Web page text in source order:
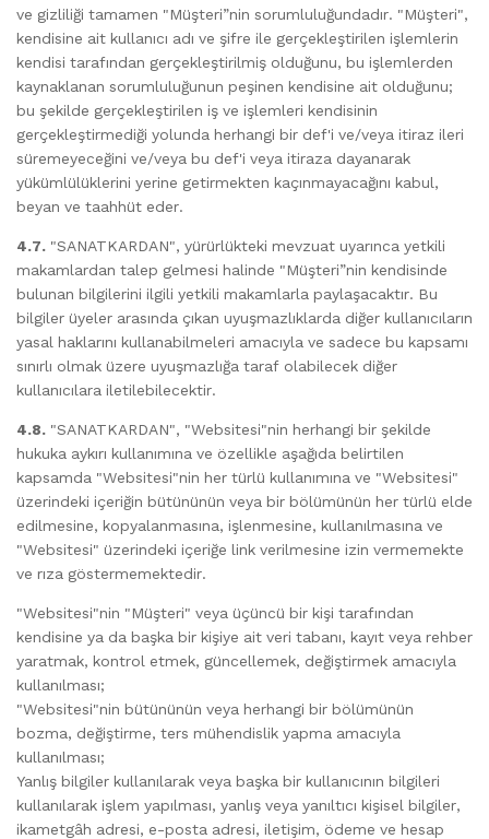
ve gizliliği tamamen "Müşteri”nin sorumluluğundadır. "Müşteri",
kendisine ait kullanıcı adı ve şifre ile gerçekleştirilen işlemlerin
kendisi tarafından gerçekleştirilmiş olduğunu, bu işlemlerden
kaynaklanan sorumluluğunun peşinen kendisine ait olduğunu;
bu şekilde gerçekleştirilen iş ve işlemleri kendisinin
gerçekleştirmediği yolunda herhangi bir def'i ve/veya itiraz ileri
süremeyeceğini ve/veya bu def'i veya itiraza dayanarak
yükümlülüklerini yerine getirmekten kaçınmayacağını kabul,
beyan ve taahhüt eder.
4.7. "SANATKARDAN", yürürlükteki mevzuat uyarınca yetkili
makamlardan talep gelmesi halinde "Müşteri”nin kendisinde
bulunan bilgilerini ilgili yetkili makamlarla paylaşacaktır. Bu
bilgiler üyeler arasında çıkan uyuşmazlıklarda diğer kullanıcıların
yasal haklarını kullanabilmeleri amacıyla ve sadece bu kapsamı
sınırlı olmak üzere uyuşmazlığa taraf olabilecek diğer
kullanıcılara iletilebilecektir.
4.8. "SANATKARDAN", "Websitesi"nin herhangi bir şekilde
hukuka aykırı kullanımına ve özellikle aşağıda belirtilen
kapsamda "Websitesi"nin her türlü kullanımına ve "Websitesi"
üzerindeki içeriğin bütününün veya bir bölümünün her türlü elde
edilmesine, kopyalanmasına, işlenmesine, kullanılmasına ve
"Websitesi" üzerindeki içeriğe link verilmesine izin vermemekte
ve rıza göstermemektedir.
"Websitesi"nin "Müşteri" veya üçüncü bir kişi tarafından
kendisine ya da başka bir kişiye ait veri tabanı, kayıt veya rehber
yaratmak, kontrol etmek, güncellemek, değiştirmek amacıyla
kullanılması;
"Websitesi"nin bütününün veya herhangi bir bölümünün
bozma, değiştirme, ters mühendislik yapma amacıyla
kullanılması;
Yanlış bilgiler kullanılarak veya başka bir kullanıcının bilgileri
kullanılarak işlem yapılması, yanlış veya yanıltıcı kişisel bilgiler,
ikametgâh adresi, e-posta adresi, iletişim, ödeme ve hesap